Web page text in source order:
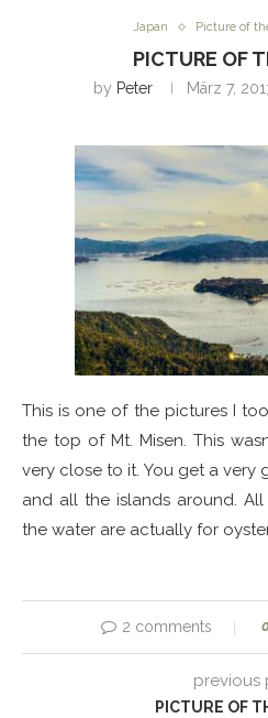
Japan Picture of
PICTURE OF
by Peter März 7,
This is one of the pictures I
the top of Mt. Misen. This
very close to it. You get a
and all the islands around.
the water are actually for
2 comments 0
previous
PICTURE OF